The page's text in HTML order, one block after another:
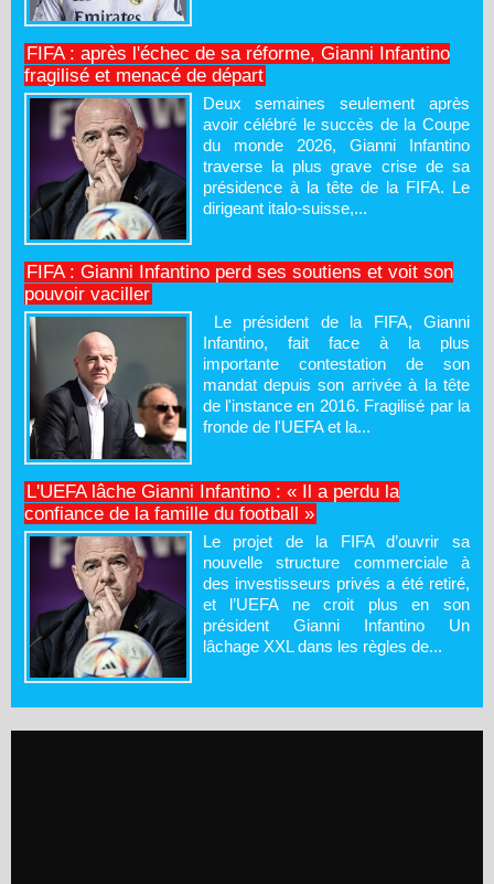
FIFA : après l'échec de sa réforme, Gianni Infantino
fragilisé et menacé de départ
Deux semaines seulement après
avoir célébré le succès de la Coupe
du monde 2026, Gianni Infantino
traverse la plus grave crise de sa
présidence à la tête de la FIFA. Le
dirigeant italo-suisse,...
FIFA : Gianni Infantino perd ses soutiens et voit son
pouvoir vaciller
Le président de la FIFA, Gianni
Infantino, fait face à la plus
importante contestation de son
mandat depuis son arrivée à la tête
de l'instance en 2016. Fragilisé par la
fronde de l'UEFA et la...
L'UEFA lâche Gianni Infantino : « Il a perdu la
confiance de la famille du football »
Le projet de la FIFA d’ouvrir sa
nouvelle structure commerciale à
des investisseurs privés a été retiré,
et l’UEFA ne croit plus en son
président Gianni Infantino Un
lâchage XXL dans les règles de...